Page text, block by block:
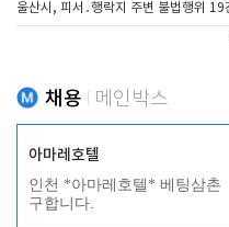
울산시, 피서․행락지 주변 불법행위 19
채용 메인박스
아마레호텔
인천 *아마레호텔* 베팅삼촌
구합니다.